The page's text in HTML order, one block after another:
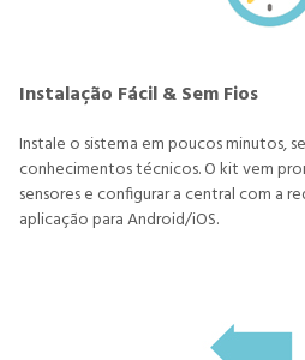
Instalação Fácil & Sem Fios
Instale o sistema em poucos minutos,
conhecimentos técnicos. O kit vem
sensores e configurar a central com a
aplicação para Android/iOS.